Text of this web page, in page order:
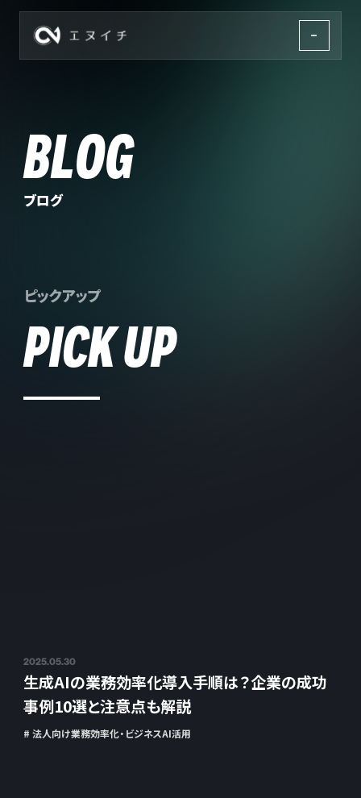
BLOG
ブログ
ピックアップ
PICK UP
2025.05.30
生成AIの業務効率化導入手順は？企業の成功
事例10選と注意点も解説
# 法人向け業務効率化・ビジネスAI活用